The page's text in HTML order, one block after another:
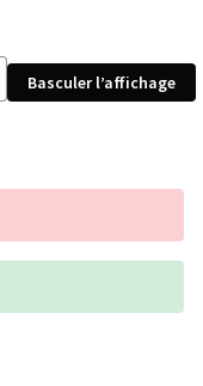
Basculer l’affichage